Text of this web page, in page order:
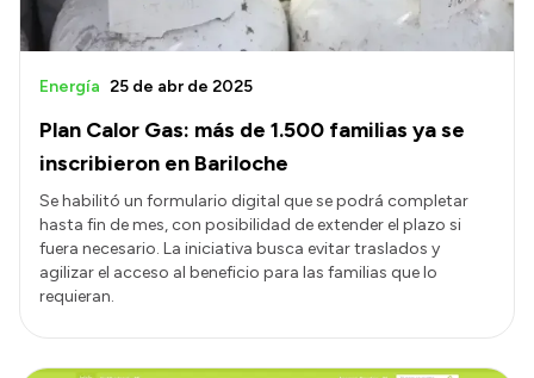
Plan Calor Gas: más de 1.500 familias ya se
inscribieron en Bariloche
Energía 25 de abr de 2025
Se habilitó un formulario digital que se podrá completar
hasta fin de mes, con posibilidad de extender el plazo si
fuera necesario. La iniciativa busca evitar traslados y
agilizar el acceso al beneficio para las familias que lo
requieran.